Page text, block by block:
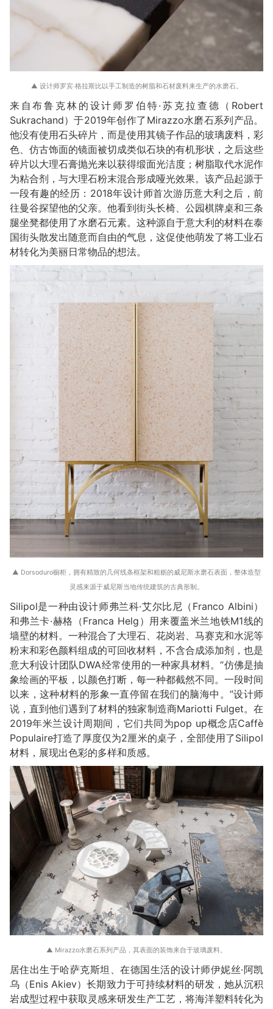
▲ 设计师罗宾·格拉斯比以手工制造的树脂和石材废料来生产的水磨石。
来自布鲁克林的设计师罗伯特·苏克拉查德（Robert
Sukrachand）于2019年创作了Mirazzo水磨石系列产品。
他没有使用石头碎片，而是使用其镜子作品的玻璃废料，彩
色、仿古饰面的镜面被切成类似石块的有机形状，之后这些
碎片以大理石膏抛光来以获得缎面光洁度；树脂取代水泥作
为粘合剂，与大理石粉末混合形成哑光效果。该产品起源于
一段有趣的经历：2018年设计师首次游历意大利之后，前
往曼谷探望他的父亲。他看到街头长椅、公园棋牌桌和三条
腿坐凳都使用了水磨石元素。这种源自于意大利的材料在泰
国街头散发出随意而自由的气息，这促使他萌发了将工业石
材转化为美丽日常物品的想法。
▲ Dorsoduro橱柜，拥有精致的几何线条框架和粗粝的威尼斯水磨石表面，整体造型
灵感来源于威尼斯当地传统建筑的古典形制。
Silipol是一种由设计师弗兰科·艾尔比尼（Franco Albini）
和弗兰卡·赫格（Franca Helg）用来覆盖米兰地铁M1线的
墙壁的材料。一种混合了大理石、花岗岩、马赛克和水泥等
粉末和彩色颜料组成的可回收材料，不含合成添加剂，也是
意大利设计团队DWA经常使用的一种家具材料。“仿佛是抽
象绘画的平板，以颜色打断，每一种都截然不同。一段时间
以来，这种材料的形象一直停留在我们的脑海中。”设计师
说，直到他们遇到了材料的独家制造商Mariotti Fulget。在
2019年米兰设计周期间，它们共同为pop up概念店Caffè
Populaire打造了厚度仅为2厘米的桌子，全部使用了Silipol
材料，展现出色彩的多样和质感。
▲ Mirazzo水磨石系列产品，其表面的装饰来自于玻璃废料。
居住出生于哈萨克斯坦、在德国生活的设计师伊妮丝·阿凯
乌（Enis Akiev）长期致力于可持续材料的研发，她从沉积
岩成型过程中获取灵感来研发生产工艺，将海洋塑料转化为